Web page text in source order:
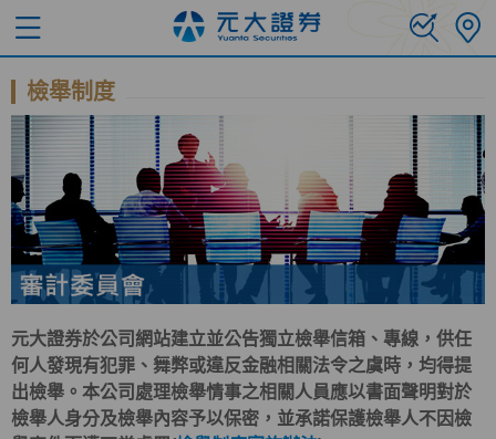
檢舉制度
元大證券於公司網站建立並公告獨立檢舉信箱、專線，供任
何人發現有犯罪、舞弊或違反金融相關法令之虞時，均得提
出檢舉。本公司處理檢舉情事之相關人員應以書面聲明對於
檢舉人身分及檢舉內容予以保密，並承諾保護檢舉人不因檢